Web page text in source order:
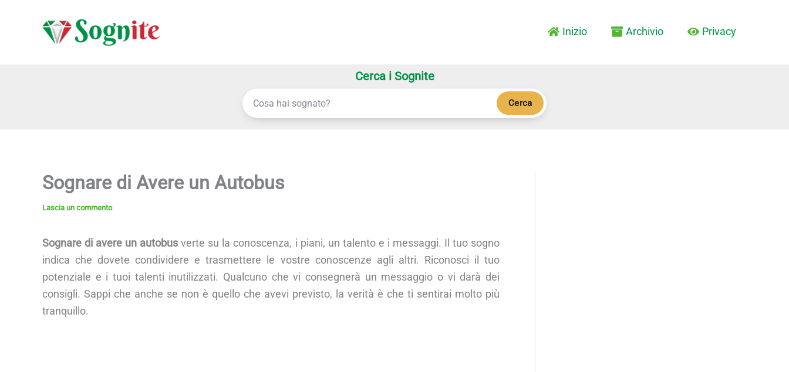
Inizio Archivio Privacy
Cerca i Sognite
Cerca
Sognare di Avere un Autobus
Lascia un commento
Sognare di avere un autobus verte su la conoscenza, i piani, un talento e i messaggi. Il tuo sogno
indica che dovete condividere e trasmettere le vostre conoscenze agli altri. Riconosci il tuo
potenziale e i tuoi talenti inutilizzati. Qualcuno che vi consegnerà un messaggio o vi darà dei
consigli. Sappi che anche se non è quello che avevi previsto, la verità è che ti sentirai molto più
tranquillo.